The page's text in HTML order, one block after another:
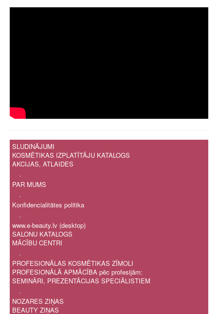
SLUDINĀJUMI
KOSMĒTIKAS IZPLATĪTĀJU KATALOGS
AKCIJAS, ATLAIDES
.
PAR MUMS
.
Konfidencialitātes politika
.
www.e-beauty.lv (desktop)
SALONU KATALOGS
MĀCĪBU CENTRI
.
PROFESIONĀLAS KOSMĒTIKAS ZĪMOLI
PROFESIONĀLĀ APMĀCĪBA pēc profesijām:
SEMINĀRI, PREZENTĀCIJAS SPECIĀLISTIEM
.
NOZARES ZIŅAS
BEAUTY ZIŅAS